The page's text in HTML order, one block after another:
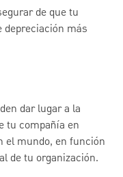
de que tu
depreciación más
dar lugar a la
tu compañía en
el mundo, en función
de tu organización.